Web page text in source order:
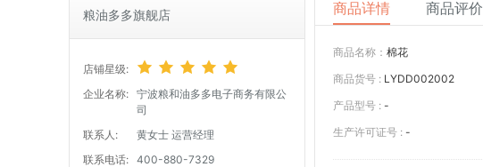
粮油多多旗舰店
店铺星级:
企业名称: 宁波粮和油多多电子商务有限公
司
联系人:
黄女士 运营经理
联系电话: 400-880-7329
商品详情 商品评价
商品名称： 棉花
商品货号 : LYDD002002
产品型号 : -
生产许可证号 : -